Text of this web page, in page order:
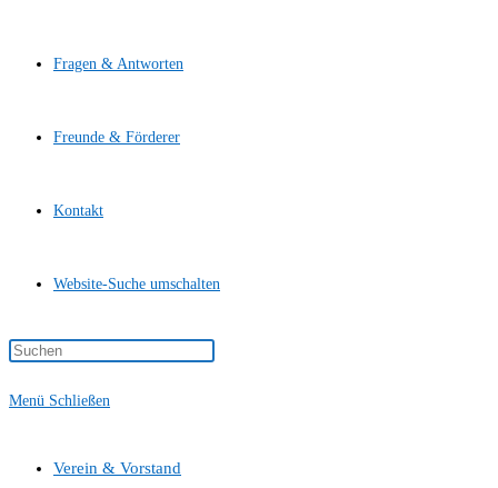
Fragen & Antworten
Freunde & Förderer
Kontakt
Website-Suche umschalten
Menü Schließen
Verein & Vorstand